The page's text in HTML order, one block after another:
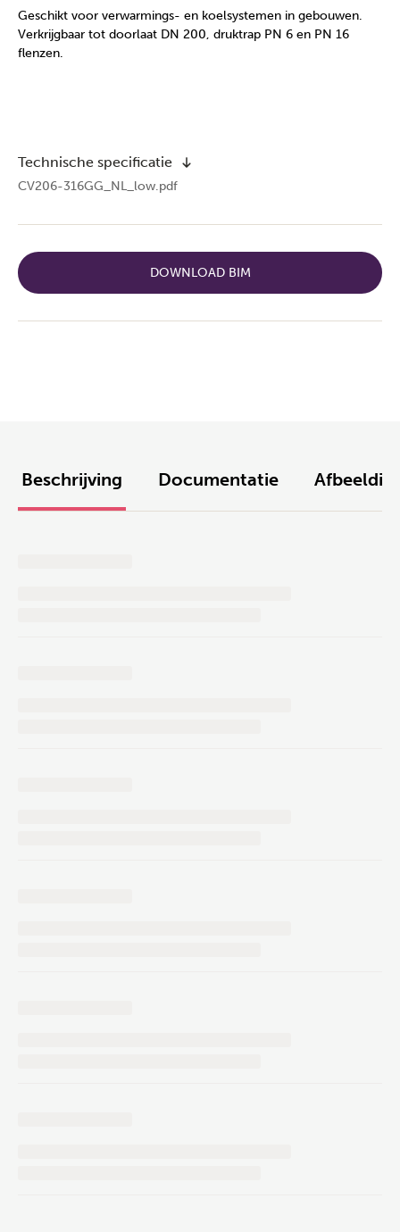
Geschikt voor verwarmings- en koelsystemen in gebouwen.
Verkrijgbaar tot doorlaat DN 200, druktrap PN 6 en PN 16
flenzen.
Technische specificatie
CV206-316GG_NL_low.pdf
DOWNLOAD BIM
Beschrijving Documentatie